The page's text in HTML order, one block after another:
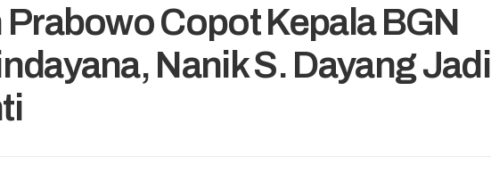
Copot Kepala BGN
Nanik S. Dayang Jadi